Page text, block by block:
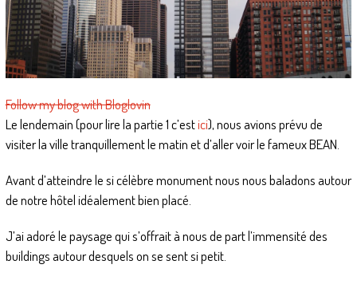
Follow my blog with Bloglovin
Le lendemain (pour lire la partie 1 c’estici), nous avions prévu de
visiter la ville tranquillement le matin et d’aller voir le fameux BEAN.
Avant d’atteindre le si célèbre monument nous nous baladons autour
de notre hôtel idéalement bien placé.
J’ai adoré le paysage qui s’offrait à nous de part l’immensité des
buildings autour desquels on se sent si petit.